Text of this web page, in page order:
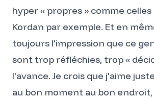
hyper « propres » comme celles
Kordan par exemple. Et en
toujours l'impression que ce
sont trop réfléchies, trop «
l'avance. Je crois que j'aime
au bon moment au bon endroit,